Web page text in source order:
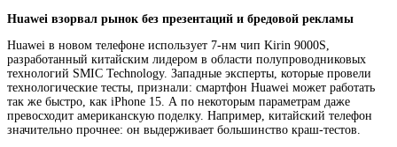
Huawei взорвал рынок без презентаций и бредовой рекламы
Huawei в новом телефоне использует 7-нм чип Kirin 9000S,
разработанный китайским лидером в области полупроводниковых
технологий SMIC Technology. Западные эксперты, которые провели
технологические тесты, признали: смартфон Huawei может работать
так же быстро, как iPhone 15. А по некоторым параметрам даже
превосходит американскую поделку. Например, китайский телефон
значительно прочнее: он выдерживает большинство краш-тестов.